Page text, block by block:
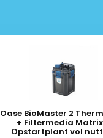
Oase BioMaster 2
+ Filtermedia
Opstartplant vol